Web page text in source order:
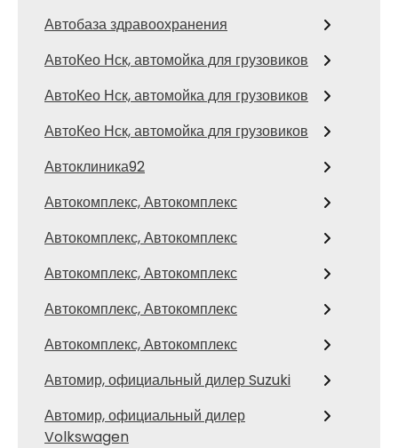
Автобаза здравоохранения
АвтоКео Нск, автомойка для грузовиков
АвтоКео Нск, автомойка для грузовиков
АвтоКео Нск, автомойка для грузовиков
Автоклиника92
Автокомплекс, Автокомплекс
Автокомплекс, Автокомплекс
Автокомплекс, Автокомплекс
Автокомплекс, Автокомплекс
Автокомплекс, Автокомплекс
Автомир, официальный дилер Suzuki
Автомир, официальный дилер
Volkswagen